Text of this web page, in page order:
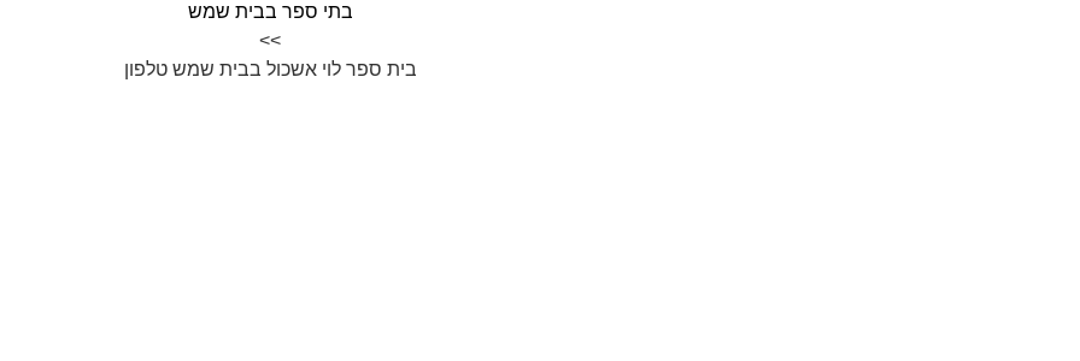
בתי ספר בבית שמש
>>
בית ספר לוי אשכול בבית שמש טלפון